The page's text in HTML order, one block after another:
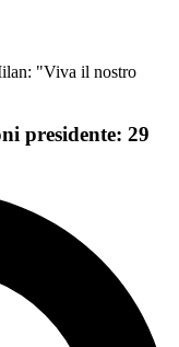
presidente: 29